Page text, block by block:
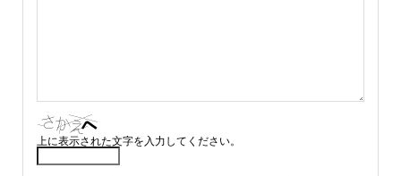
上に表示された文字を入力してください。